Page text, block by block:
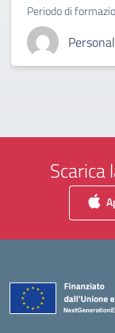
Periodo di
Scarica